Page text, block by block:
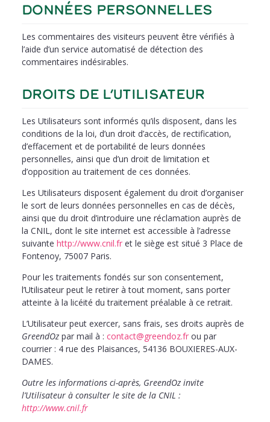
DONNÉES PERSONNELLES
Les commentaires des visiteurs peuvent être vérifiés à
l’aide d’un service automatisé de détection des
commentaires indésirables.
DROITS DE L’UTILISATEUR
Les Utilisateurs sont informés qu’ils disposent, dans les
conditions de la loi, d’un droit d’accès, de rectification,
d’effacement et de portabilité de leurs données
personnelles, ainsi que d’un droit de limitation et
d’opposition au traitement de ces données.
Les Utilisateurs disposent également du droit d’organiser
le sort de leurs données personnelles en cas de décès,
ainsi que du droit d’introduire une réclamation auprès de
la CNIL, dont le site internet est accessible à l’adresse
suivante http://www.cnil.fr et le siège est situé 3 Place de
Fontenoy, 75007 Paris.
Pour les traitements fondés sur son consentement,
l’Utilisateur peut le retirer à tout moment, sans porter
atteinte à la licéité du traitement préalable à ce retrait.
L’Utilisateur peut exercer, sans frais, ses droits auprès de
GreendOz par mail à : contact@greendoz.fr ou par
courrier : 4 rue des Plaisances, 54136 BOUXIERES-AUX-
DAMES.
Outre les informations ci-après, GreendOz invite
l’Utilisateur à consulter le site de la CNIL :
http://www.cnil.fr